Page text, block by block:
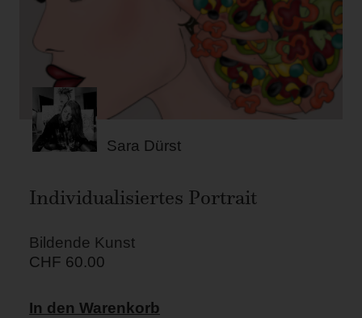
Sara Dürst
Individualisiertes Portrait
Bildende Kunst
CHF 60.00
In den Warenkorb